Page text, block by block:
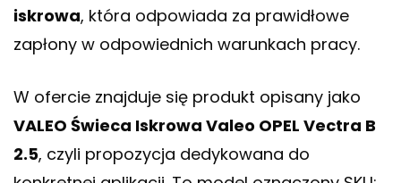
iskrowa, która odpowiada za prawidłowe
zapłony w odpowiednich warunkach pracy.
W ofercie znajduje się produkt opisany jako
VALEO Świeca Iskrowa Valeo OPEL Vectra B
2.5, czyli propozycja dedykowana do